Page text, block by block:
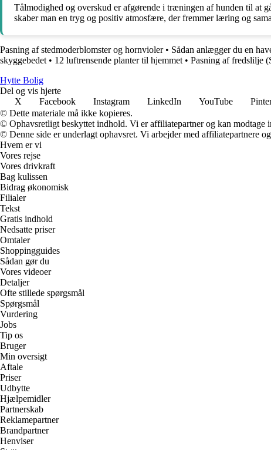
Tålmodighed og overskud er afgørende i træningen af hunden til at
skaber man en tryg og positiv atmosfære, der fremmer læring og
Pasning af stedmoderblomster og hornvioler• Sådan anlægger du en
skyggebedet • 12 luftrensende planter til hjemmet • Pasning af fredslilje
Hytte Bolig
Del og vis hjerte
X
Facebook Instagram LinkedIn YouTube
© Dette materiale må ikke kopieres.
© Ophavsretligt beskyttet indhold. Vi er affiliatepartner og kan modtage
© Denne side er underlagt ophavsret. Vi arbejder med affiliatepartnere
Hvem er vi
Vores rejse
Vores drivkraft
Bag kulissen
Bidrag økonomisk
Filialer
Tekst
Gratis indhold
Nedsatte priser
Omtaler
Shoppingguides
Sådan gør du
Vores videoer
Detaljer
Ofte stillede spørgsmål
Spørgsmål
Vurdering
Jobs
Tip os
Bruger
Min oversigt
Aftale
Priser
Udbytte
Hjælpemidler
Partnerskab
Reklamepartner
Brandpartner
Henviser